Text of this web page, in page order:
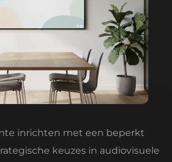
inrichten met een beperkt
keuzes in audiovisuele